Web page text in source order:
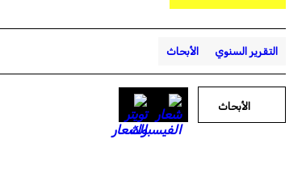
التقرير السنوي الأبحاث
الأبحاث